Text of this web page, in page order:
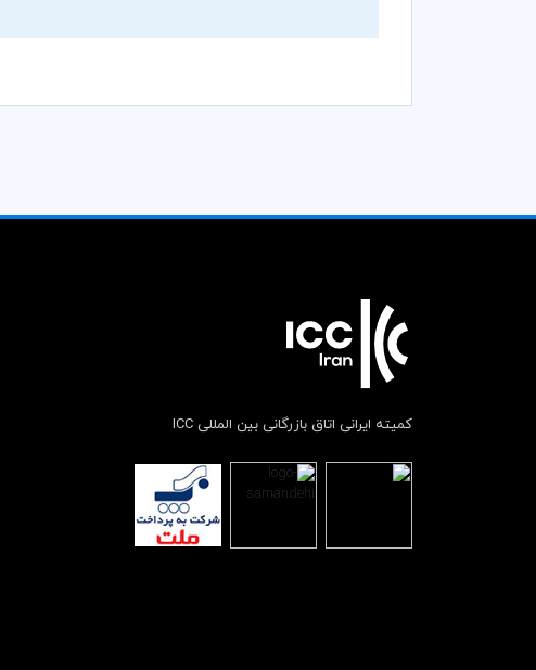
کمیته ایرانی اتاق بازرگانی بین المللی ICC